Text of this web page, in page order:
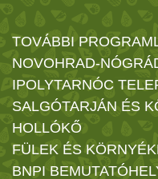
TOVÁBBI
NOVOHRAD-
IPOLYTARNÓC
SALGÓTARJÁN ÉS
HOLLÓKŐ
FÜLEK ÉS
BNPI